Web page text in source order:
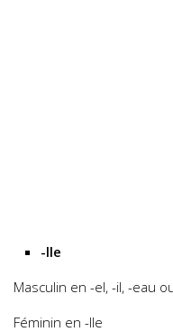
-lle
Masculin en -el, -il, -eau
Féminin en -lle